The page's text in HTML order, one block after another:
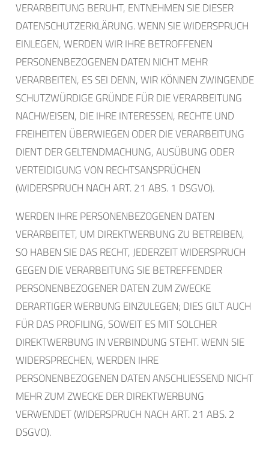
VERARBEITUNG BERUHT, ENTNEHMEN SIE DIESER
DATENSCHUTZERKLÄRUNG. WENN SIE WIDERSPRUCH
EINLEGEN, WERDEN WIR IHRE BETROFFENEN
PERSONENBEZOGENEN DATEN NICHT MEHR
VERARBEITEN, ES SEI DENN, WIR KÖNNEN ZWINGENDE
SCHUTZWÜRDIGE GRÜNDE FÜR DIE VERARBEITUNG
NACHWEISEN, DIE IHRE INTERESSEN, RECHTE UND
FREIHEITEN ÜBERWIEGEN ODER DIE VERARBEITUNG
DIENT DER GELTENDMACHUNG, AUSÜBUNG ODER
VERTEIDIGUNG VON RECHTSANSPRÜCHEN
(WIDERSPRUCH NACH ART. 21 ABS. 1 DSGVO).
WERDEN IHRE PERSONENBEZOGENEN DATEN
VERARBEITET, UM DIREKTWERBUNG ZU BETREIBEN,
SO HABEN SIE DAS RECHT, JEDERZEIT WIDERSPRUCH
GEGEN DIE VERARBEITUNG SIE BETREFFENDER
PERSONENBEZOGENER DATEN ZUM ZWECKE
DERARTIGER WERBUNG EINZULEGEN; DIES GILT AUCH
FÜR DAS PROFILING, SOWEIT ES MIT SOLCHER
DIREKTWERBUNG IN VERBINDUNG STEHT. WENN SIE
WIDERSPRECHEN, WERDEN IHRE
PERSONENBEZOGENEN DATEN ANSCHLIESSEND NICHT
MEHR ZUM ZWECKE DER DIREKTWERBUNG
VERWENDET (WIDERSPRUCH NACH ART. 21 ABS. 2
DSGVO).